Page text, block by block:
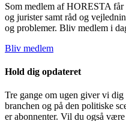
Som medlem af HORESTA
og jurister samt råd og
og problemer. Bliv medlem i
Bliv medlem
Hold dig opdateret
Tre gange om ugen giver vi
branchen og på den politiske
er abonnenter. Vil du også